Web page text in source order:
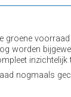
groene
worden
inzichtelijk
nogmaals